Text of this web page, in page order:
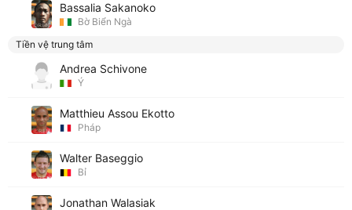
Bassalia Sakanoko
Bờ Biển Ngà
Tiền vệ trung tâm
Andrea Schivone
Ý
Matthieu Assou Ekotto
Pháp
Walter Baseggio
Bỉ
Jonathan Walasiak